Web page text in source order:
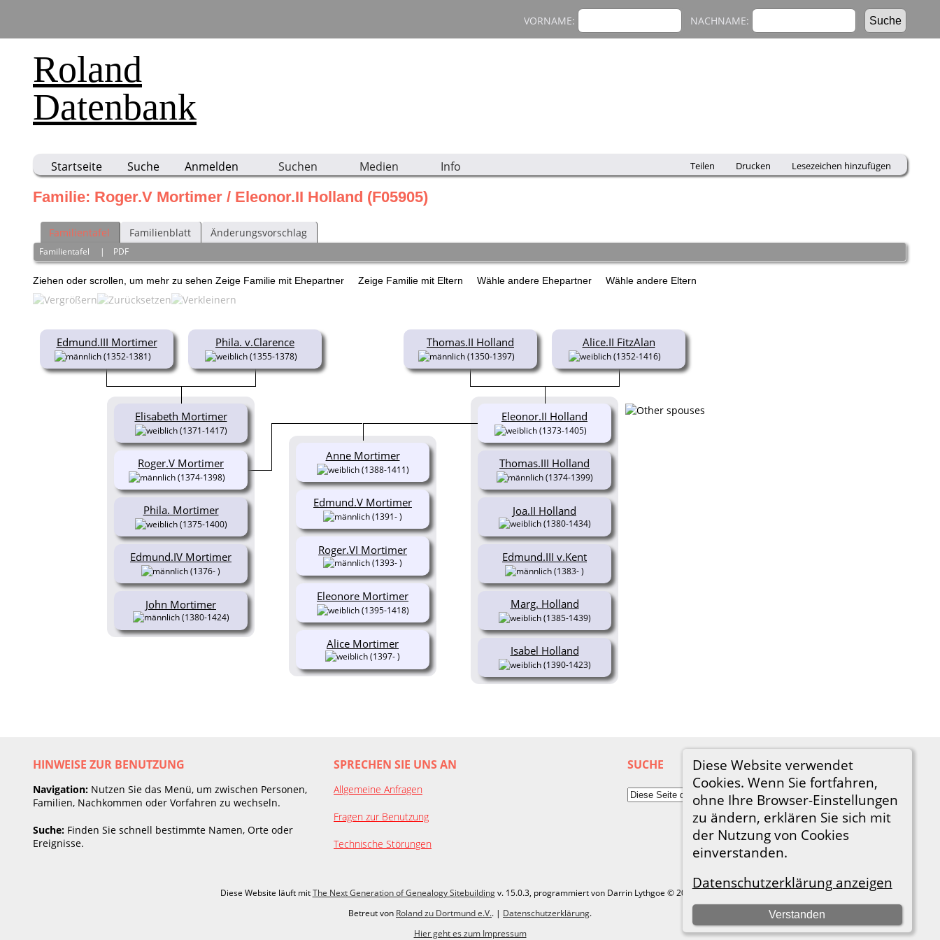
Roland
Datenbank
VORNAME: NACHNAME:
Startseite Suche Anmelden Suchen Medien Info Teilen Drucken Lesezeichen hinzufügen
Diese Website verwendet
Cookies. Wenn Sie fortfahren,
ohne Ihre Browser-Einstellungen
zu ändern, erklären Sie sich mit
der Nutzung von Cookies
einverstanden.
Datenschutzerklärung anzeigen
Verstanden
Familie: Roger.V Mortimer / Eleonor.II Holland (F05905)
Familientafel Familienblatt Änderungsvorschlag
Familientafel | PDF
Ziehen oder scrollen, um mehr zu sehen Zeige Familie mit Ehepartner Zeige Familie mit Eltern Wähle andere Ehepartner Wähle andere Eltern
Edmund.III Mortimer
(1352-1381)
Phila. v.Clarence
(1355-1378)
Elisabeth Mortimer
(1371-1417)
Phila. Mortimer
(1375-1400)
Edmund.IV Mortimer
(1376- )
John Mortimer
(1380-1424)
Thomas.II Holland
(1350-1397)
Alice.II FitzAlan
(1352-1416)
Thomas.III Holland
(1374-1399)
Joa.II Holland
(1380-1434)
Edmund.III v.Kent
(1383- )
Marg. Holland
(1385-1439)
Isabel Holland
(1390-1423)
Roger.V Mortimer
(1374-1398)
Eleonor.II Holland
(1373-1405)
Anne Mortimer
(1388-1411)
Edmund.V Mortimer
(1391- )
Roger.VI Mortimer
(1393- )
Eleonore Mortimer
(1395-1418)
Alice Mortimer
(1397- )
HINWEISE ZUR BENUTZUNG
Navigation: Nutzen Sie das Menü, um zwischen Personen,
Familien, Nachkommen oder Vorfahren zu wechseln.
Suche: Finden Sie schnell bestimmte Namen, Orte oder
Ereignisse.
SPRECHEN SIE UNS AN
Allgemeine Anfragen
Fragen zur Benutzung
Technische Störungen
SUCHE
Diese Website läuft mitThe Next Generation of Genealogy Sitebuildingv. 15.0.3, programmiert von Darrin Lythgoe © 2001-2026.
Betreut von Roland zu Dortmund e.V.. | Datenschutzerklärung.
Hier geht es zum Impressum